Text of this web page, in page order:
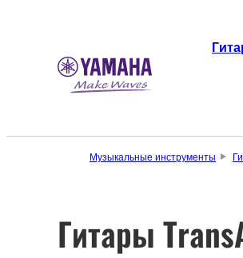
Музыкальные инструменты
Гитары